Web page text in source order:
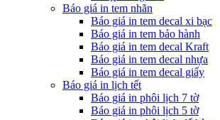
Báo giá in tem nhãn
Báo giá in tem decal xi bạc
Báo giá in tem bảo hành
Báo giá in tem decal Kraft
Báo giá in tem decal nhựa
Báo giá in tem decal giấy
Báo giá in lịch tết
Báo giá in phôi lịch 7 tờ
Báo giá in phôi lịch 5 tờ